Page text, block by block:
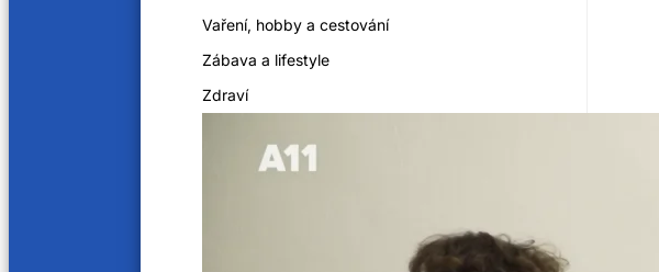
Vaření, hobby a cestování
Zábava a lifestyle
Zdraví